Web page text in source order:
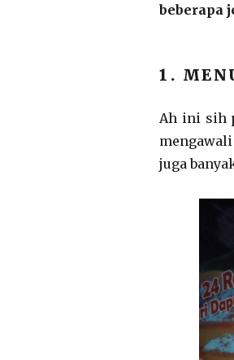
beberapa
1.
Ah ini sih
juga